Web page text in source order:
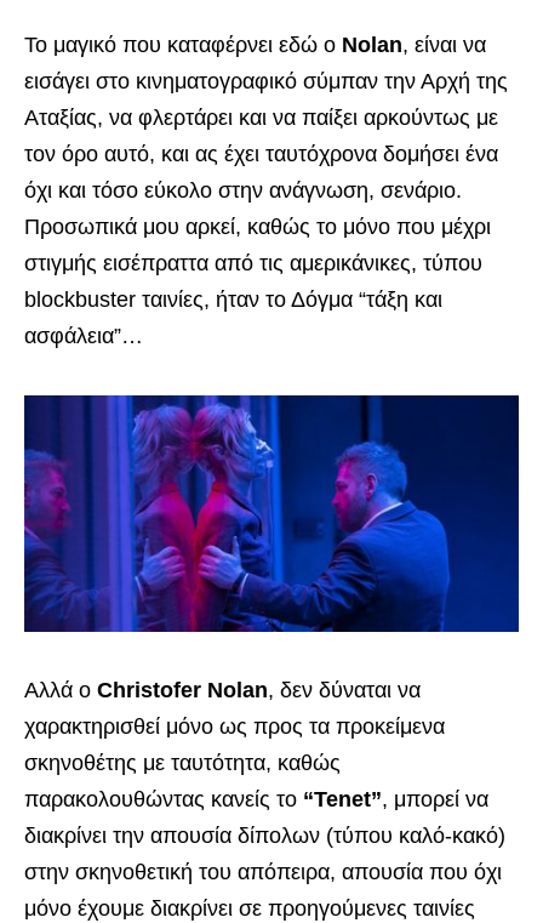
Το μαγικό που καταφέρνει εδώ ο Nolan, είναι να
εισάγει στο κινηματογραφικό σύμπαν την Αρχή της
Αταξίας, να φλερτάρει και να παίξει αρκούντως με
τον όρο αυτό, και ας έχει ταυτόχρονα δομήσει ένα
όχι και τόσο εύκολο στην ανάγνωση, σενάριο.
Προσωπικά μου αρκεί, καθώς το μόνο που μέχρι
στιγμής εισέπραττα από τις αμερικάνικες, τύπου
blockbuster ταινίες, ήταν το Δόγμα “τάξη και
ασφάλεια”…
Αλλά ο Christofer Nolan, δεν δύναται να
χαρακτηρισθεί μόνο ως προς τα προκείμενα
σκηνοθέτης με ταυτότητα, καθώς
παρακολουθώντας κανείς το “Tenet”, μπορεί να
διακρίνει την απουσία δίπολων (τύπου καλό-κακό)
στην σκηνοθετική του απόπειρα, απουσία που όχι
μόνο έχουμε διακρίνει σε προηγούμενες ταινίες